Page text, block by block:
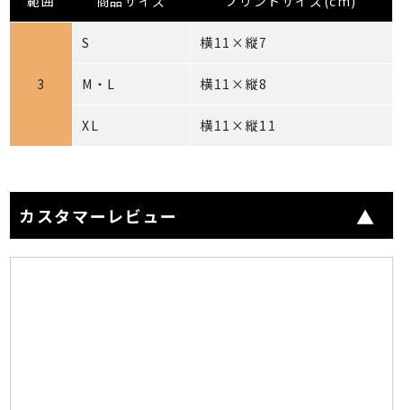
3
S 横11×縦7
M・L 横11×縦8
XL 横11×縦11
カスタマーレビュー